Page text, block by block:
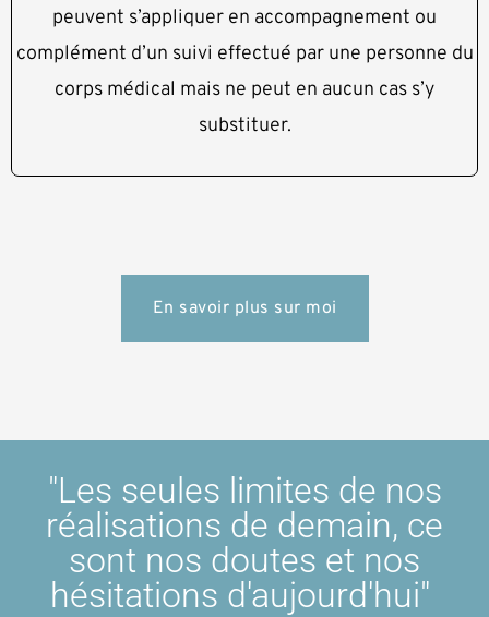
peuvent s’appliquer en accompagnement ou
complément d’un suivi effectué par une personne du
corps médical mais ne peut en aucun cas s’y
substituer.
En savoir plus sur moi
"Les seules limites de nos
réalisations de demain, ce
sont nos doutes et nos
hésitations d'aujourd'hui" ​